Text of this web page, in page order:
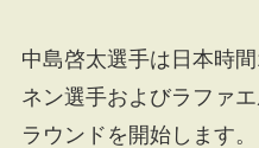
中島啓太選手は日本時
ネン選手およびラファ
ラウンドを開始します。